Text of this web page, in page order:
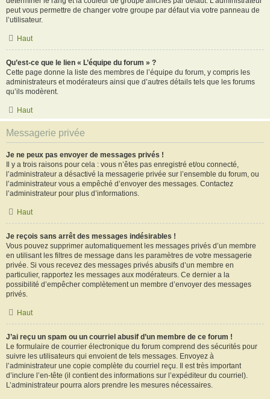
peut vous permettre de changer votre groupe par défaut via votre panneau de
l’utilisateur.
Haut
Qu’est-ce que le lien « L’équipe du forum » ?
Cette page donne la liste des membres de l’équipe du forum, y compris les
administrateurs et modérateurs ainsi que d’autres détails tels que les forums
qu’ils modèrent.
Haut
Messagerie privée
Je ne peux pas envoyer de messages privés !
Il y a trois raisons pour cela : vous n’êtes pas enregistré et/ou connecté,
l’administrateur a désactivé la messagerie privée sur l’ensemble du forum, ou
l’administrateur vous a empêché d’envoyer des messages. Contactez
l’administrateur pour plus d’informations.
Haut
Je reçois sans arrêt des messages indésirables !
Vous pouvez supprimer automatiquement les messages privés d’un membre
en utilisant les filtres de message dans les paramètres de votre messagerie
privée. Si vous recevez des messages privés abusifs d’un membre en
particulier, rapportez les messages aux modérateurs. Ce dernier a la
possibilité d’empêcher complètement un membre d’envoyer des messages
privés.
Haut
J’ai reçu un spam ou un courriel abusif d’un membre de ce forum !
Le formulaire de courrier électronique du forum comprend des sécurités pour
suivre les utilisateurs qui envoient de tels messages. Envoyez à
l’administrateur une copie complète du courriel reçu. Il est très important
d’inclure l’en-tête (il contient des informations sur l’expéditeur du courriel).
L’administrateur pourra alors prendre les mesures nécessaires.